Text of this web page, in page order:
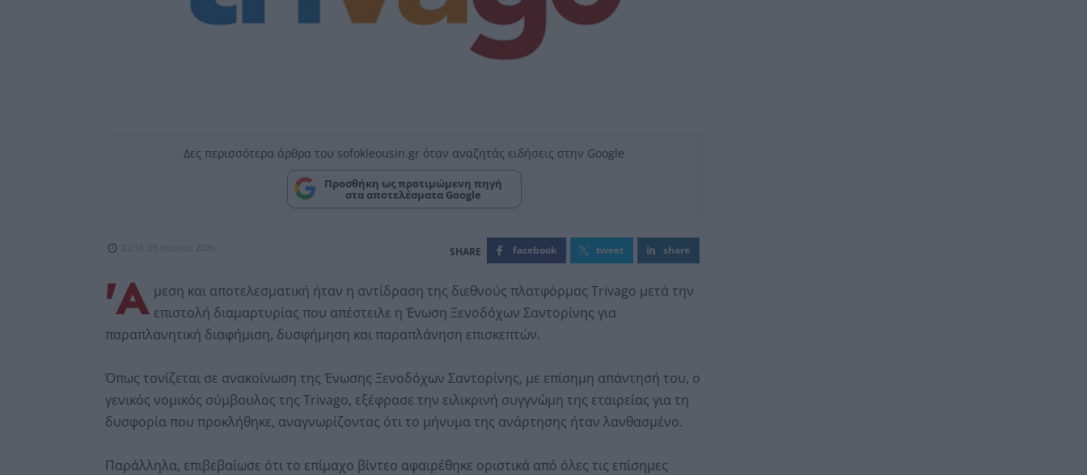
Δες περισσότερα άρθρα του sofokleousin.gr όταν αναζητάς ειδήσεις στην Google
Προσθήκη ως προτιμώμενη πηγή
στα αποτελέσματα Google
22:16, 03 Ιουλίου 2026 facebook tweet share
'Α μεση και αποτελεσματική ήταν η αντίδραση της διεθνούς πλατφόρμας Trivago μετά την
επιστολή διαμαρτυρίας που απέστειλε η Ένωση Ξενοδόχων Σαντορίνης για
παραπλανητική διαφήμιση, δυσφήμηση και παραπλάνηση επισκεπτών.
Όπως τονίζεται σε ανακοίνωση της Ένωσης Ξενοδόχων Σαντορίνης, με επίσημη απάντησή του, ο
γενικός νομικός σύμβουλος της Trivago, εξέφρασε την ειλικρινή συγγνώμη της εταιρείας για τη
δυσφορία που προκλήθηκε, αναγνωρίζοντας ότι το μήνυμα της ανάρτησης ήταν λανθασμένο.
Παράλληλα, επιβεβαίωσε ότι το επίμαχο βίντεο αφαιρέθηκε οριστικά από όλες τις επίσημες